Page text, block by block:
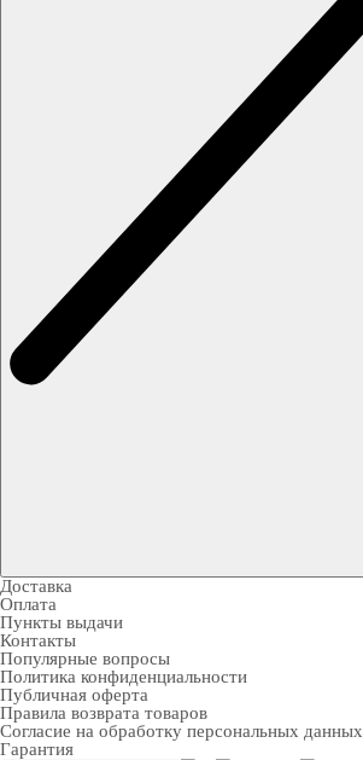
Доставка
Оплата
Пункты выдачи
Контакты
Популярные вопросы
Политика конфиденциальности
Публичная оферта
Правила возврата товаров
Согласие на обработку персональных данных
Гарантия